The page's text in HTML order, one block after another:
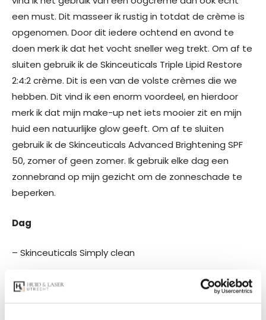
een must. Dit masseer ik rustig in totdat de crème is
opgenomen. Door dit iedere ochtend en avond te
doen merk ik dat het vocht sneller weg trekt. Om af te
sluiten gebruik ik de Skinceuticals Triple Lipid Restore
2:4:2 crème. Dit is een van de volste crèmes die we
hebben. Dit vind ik een enorm voordeel, en hierdoor
merk ik dat mijn make-up net iets mooier zit en mijn
huid een natuurlijke glow geeft. Om af te sluiten
gebruik ik de Skinceuticals Advanced Brightening SPF
50, zomer of geen zomer. Ik gebruik elke dag een
zonnebrand op mijn gezicht om de zonneschade te
beperken.
Dag
– Skinceuticals Simply clean
– Skinceuticals Equalizing toner